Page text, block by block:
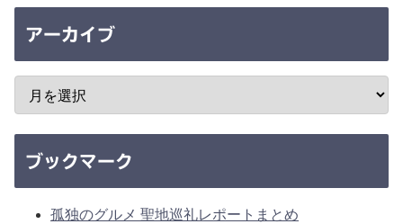
アーカイブ
ブックマーク
孤独のグルメ 聖地巡礼レポートまとめ